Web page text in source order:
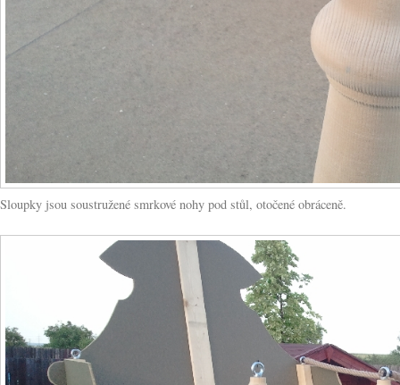
Sloupky jsou soustružené smrkové nohy pod stůl, otočené obráceně.